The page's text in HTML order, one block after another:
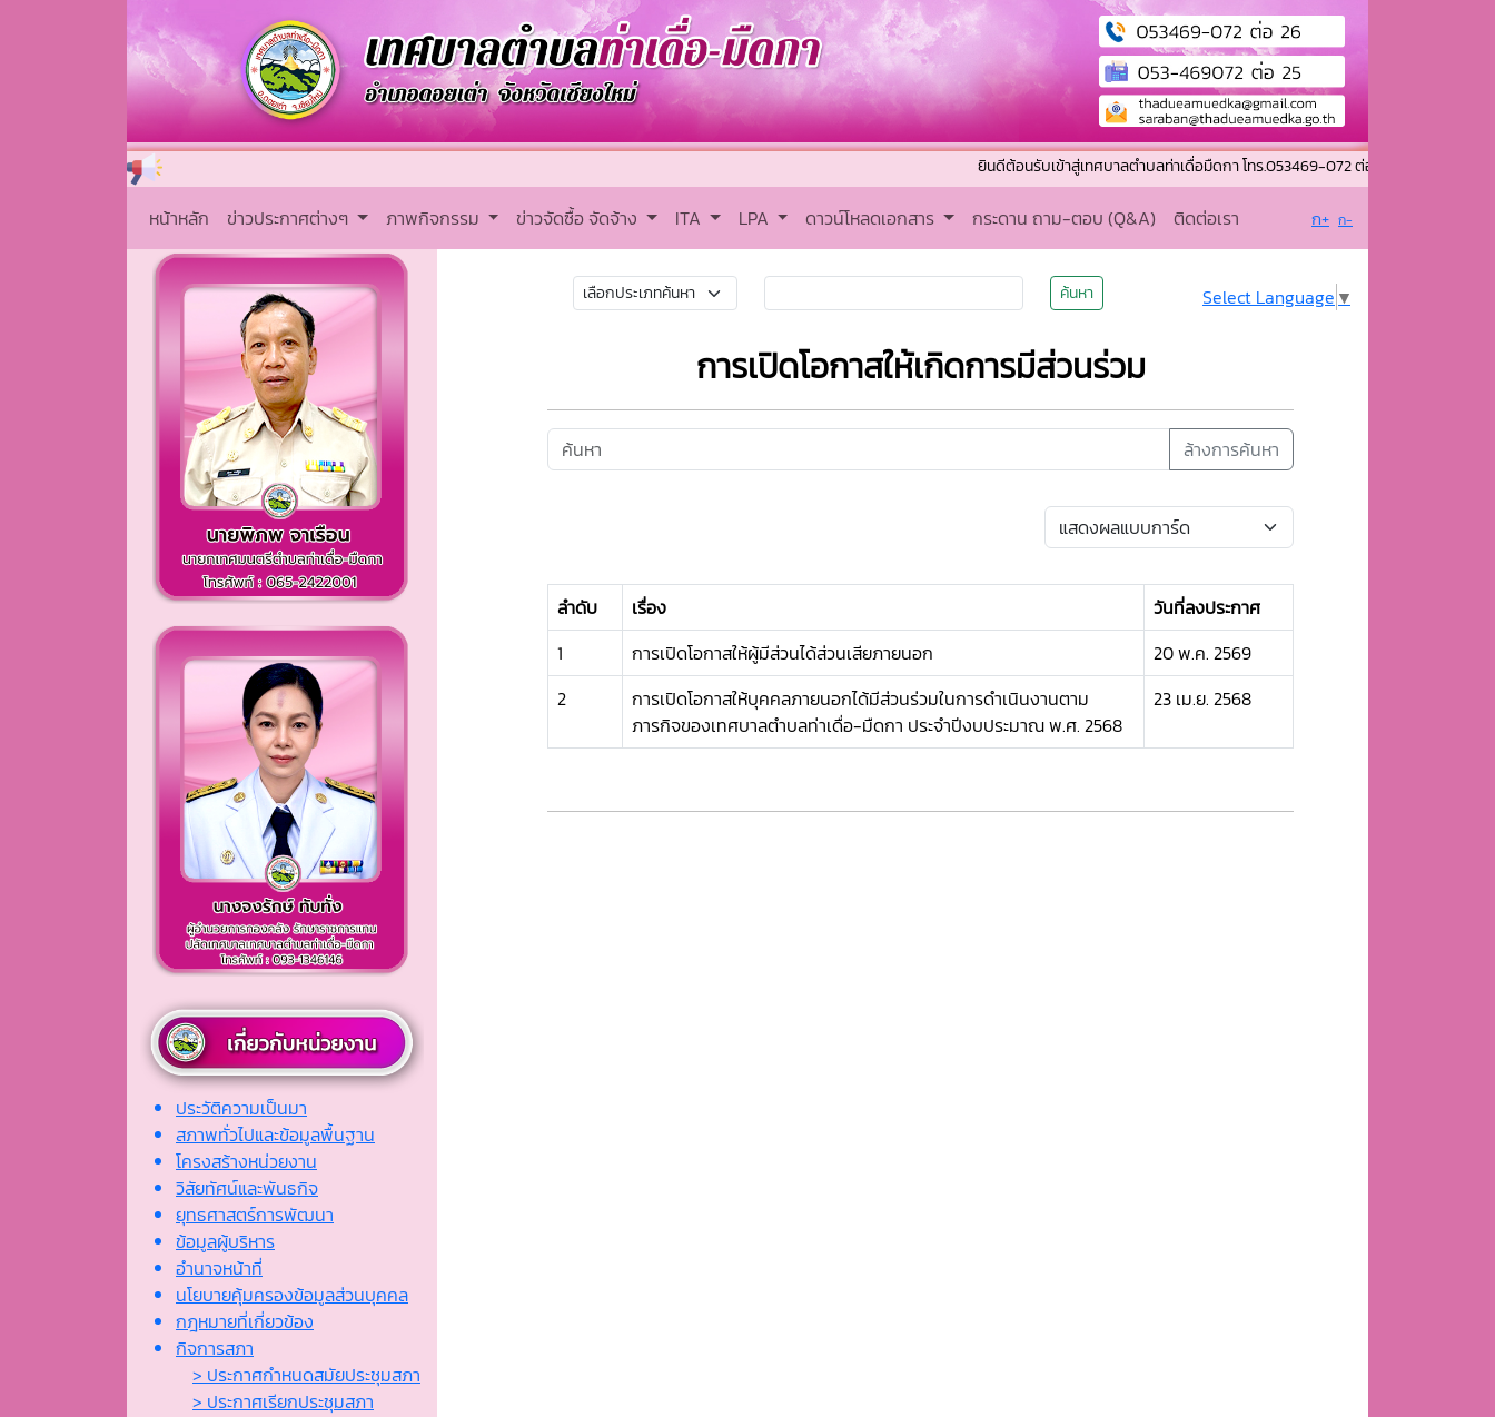
ยินดีต้อนรับเข้าสู่เทศบาลตำบลท่าเดื่อมืดกา โทร.053469-072 ต่อ 26 โทรสาร.053-469072 ต่
หน้าหลัก ข่าวประกาศต่างๆ ภาพกิจกรรม ข่าวจัดซื้อ จัดจ้าง ITA LPA ดาวน์โหลดเอกสาร กระดาน ถาม-ตอบ (Q&A) ติดต่อเรา ก+ ก-
ประวัติความเป็นมา
สภาพทั่วไปและข้อมูลพื้นฐาน
โครงสร้างหน่วยงาน
วิสัยทัศน์และพันธกิจ
ยุทธศาสตร์การพัฒนา
ข้อมูลผู้บริหาร
อำนาจหน้าที่
นโยบายคุ้มครองข้อมูลส่วนบุคคล
กฎหมายที่เกี่ยวข้อง
กิจการสภา
> ประกาศกำหนดสมัยประชุมสภา
> ประกาศเรียกประชุมสภา
ค้นหา Select Language ▼
การเปิดโอกาสให้เกิดการมีส่วนร่วม
ล้างการค้นหา
ลำดับ เรื่อง
วันที่ลงประกาศ
1
การเปิดโอกาสให้ผู้มีส่วนได้ส่วนเสียภายนอก
20 พ.ค. 2569
2
การเปิดโอกาสให้บุคคลภายนอกได้มีส่วนร่วมในการดำเนินงานตาม
ภารกิจของเทศบาลตำบลท่าเดื่อ-มืดกา ประจำปีงบประมาณ พ.ศ. 2568
23 เม.ย. 2568